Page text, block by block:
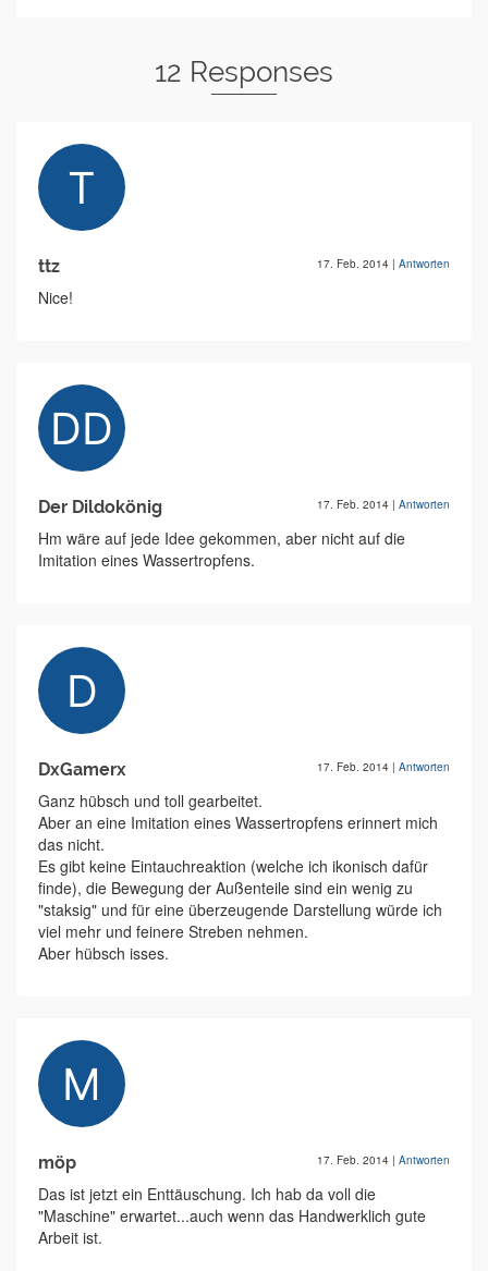
12 Responses
ttz 17. Feb. 2014 | Antworten
Nice!
Der Dildokönig 17. Feb. 2014 | Antworten
Hm wäre auf jede Idee gekommen, aber nicht auf die
Imitation eines Wassertropfens.
DxGamerx 17. Feb. 2014 | Antworten
Ganz hübsch und toll gearbeitet.
Aber an eine Imitation eines Wassertropfens erinnert mich
das nicht.
Es gibt keine Eintauchreaktion (welche ich ikonisch dafür
finde), die Bewegung der Außenteile sind ein wenig zu
"staksig" und für eine überzeugende Darstellung würde ich
viel mehr und feinere Streben nehmen.
Aber hübsch isses.
möp 17. Feb. 2014 | Antworten
Das ist jetzt ein Enttäuschung. Ich hab da voll die
"Maschine" erwartet...auch wenn das Handwerklich gute
Arbeit ist.